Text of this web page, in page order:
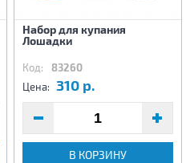
Набор для купания
Лошадки
Код: 83260
Цена: 310 р.
В КОРЗИНУ